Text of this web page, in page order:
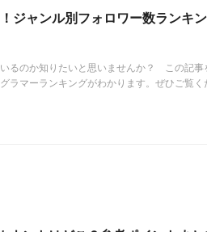
ジャンル別フォロワー数ランキン
るのか知りたいと思いませんか？ この記事
ラマーランキングがわかります。ぜひご覧く